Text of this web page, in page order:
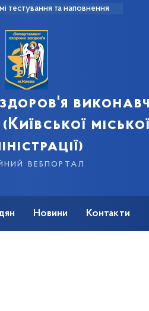
тестування та наповнення
вебпортал
Новини Контакти